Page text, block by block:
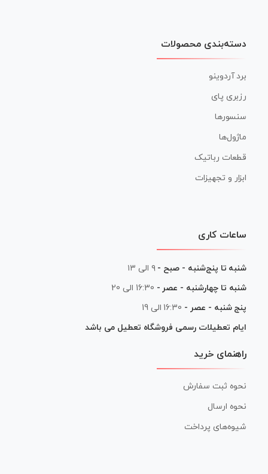
دسته‌بندی محصولات
برد آردوینو
رزبری پای
سنسورها
ماژول‌ها
قطعات رباتیک
ابزار و تجهیزات
ساعات کاری
شنبه تا پنج‌شنبه - صبح - ۹ الی ۱۳
شنبه تا چهارشنبه - عصر - 16:30 الی 20
پنج شنبه - عصر - 16:30 الی 19
ایام تعطیلات رسمی فروشگاه تعطیل می باشد
راهنمای خرید
نحوه ثبت سفارش
نحوه ارسال
شیوه‌های پرداخت